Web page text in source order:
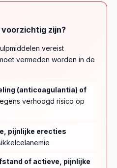
zijn?
vereist
vermeden worden in de
(anticoagulantia) of
verhoogd risico op
pijnlijke erecties
of actieve, pijnlijke